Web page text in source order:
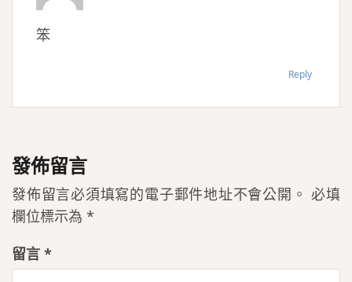
笨
Reply
發佈留言
發佈留言必須填寫的電子郵件地址不會公開。 必填
欄位標示為 *
留言 *